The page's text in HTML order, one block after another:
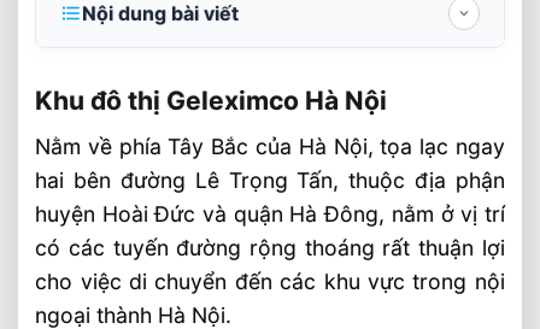
Nội dung bài viết
Khảo sát tổng thể nội thất Biệt Thự
Geleximco
Đề xuất phương án, ký kết hợp đồng
Lắp Đặt Cửa Gỗ Lim Và Nội Thất Tại
Gelimixco
Chuẩn bị thi công cửa gỗ và nội thất
Khu đô thị Geleximco Hà Nội
Nằm về phía Tây Bắc của Hà Nội, tọa lạc ngay
hai bên đường Lê Trọng Tấn, thuộc địa phận
huyện Hoài Đức và quận Hà Đông, nằm ở vị trí
có các tuyến đường rộng thoáng rất thuận lợi
cho việc di chuyển đến các khu vực trong nội
ngoại thành Hà Nội.